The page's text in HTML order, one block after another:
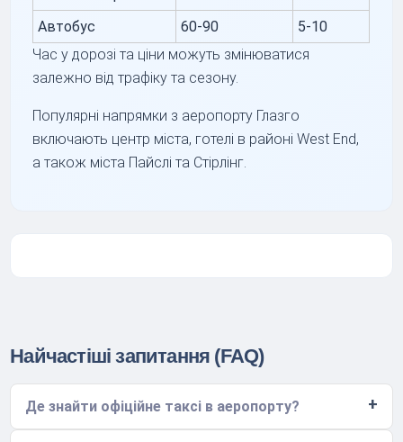
Автобус
60-90
5-10
Час у дорозі та ціни можуть змінюватися
залежно від трафіку та сезону.
Популярні напрямки з аеропорту Глазго
включають центр міста, готелі в районі West End,
а також міста Пайслі та Стірлінг.
Найчастіші запитання (FAQ)
Де знайти офіційне таксі в аеропорту?